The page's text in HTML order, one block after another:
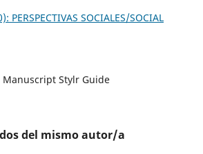
PERSPECTIVAS SOCIALES/SOCIAL
Stylr Guide
del mismo autor/a